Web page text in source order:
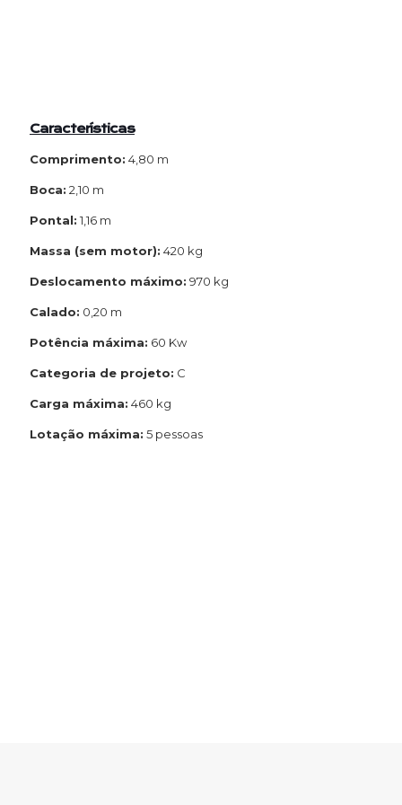
Características
Comprimento: 4,80 m
Boca: 2,10 m
Pontal: 1,16 m
Massa (sem motor): 420 kg
Deslocamento máximo: 970 kg
Calado: 0,20 m
Potência máxima: 60 Kw
Categoria de projeto: C
Carga máxima: 460 kg
Lotação máxima: 5 pessoas